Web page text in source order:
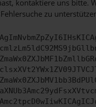
kontaktiere uns bitte.
zu